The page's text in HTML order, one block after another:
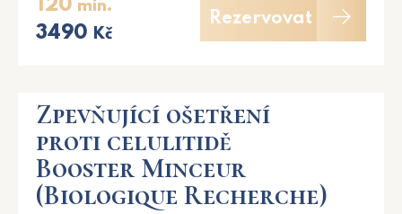
120 min.
3490 Kč
Rezervovat
Zpevňující ošetření
proti celulitidě
Booster Minceur
(Biologique Recherche)